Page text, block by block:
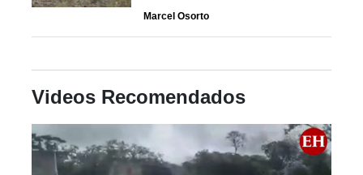
Marcel Osorto
Videos Recomendados